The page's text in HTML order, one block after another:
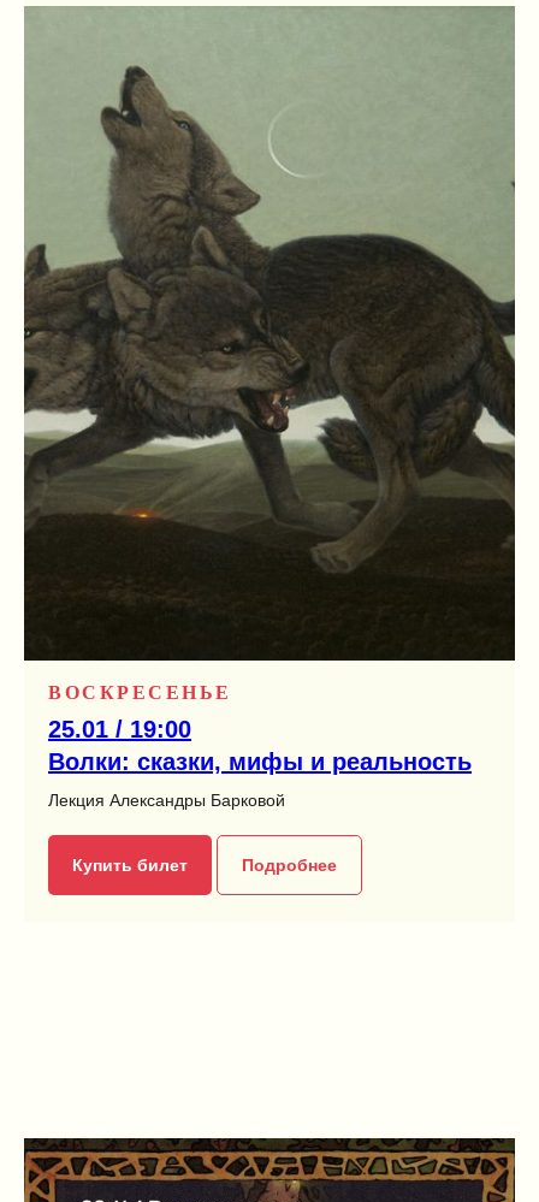
ВОСКРЕСЕНЬЕ
25.01 / 19:00
Волки: сказки, мифы и реальность
Лекция Александры Барковой
Купить билет Подробнее